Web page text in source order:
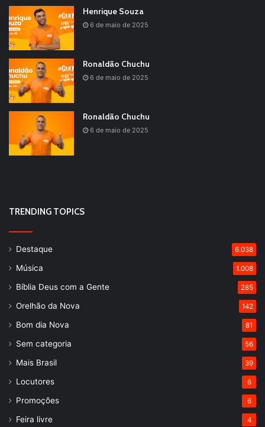
Henrique Souza
6 de maio de 2025
Ronaldão Chuchu
6 de maio de 2025
Ronaldão Chuchu
6 de maio de 2025
TRENDING TOPICS
Destaque 6.038
Música 1.008
Bíblia Deus com a Gente 285
Orelhão da Nova 142
Bom dia Nova 81
Sem categoria 56
Mais Brasil 39
Locutores 6
Promoções 6
Feira livre 4